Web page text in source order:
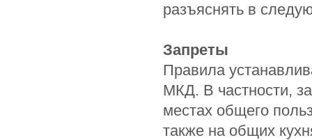
разъяснять в
Запреты
Правила
МКД. В частности,
местах общего
также на общих